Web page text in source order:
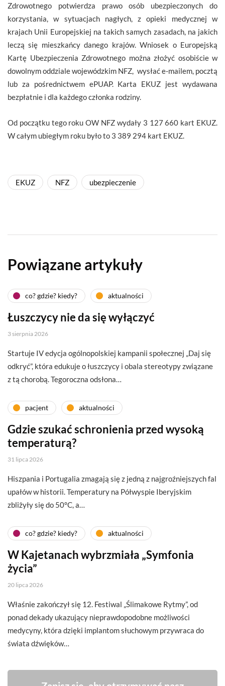
Zdrowotnego potwierdza prawo osób ubezpieczonych do
korzystania, w sytuacjach nagłych, z opieki medycznej w
krajach Unii Europejskiej na takich samych zasadach, na jakich
leczą się mieszkańcy danego krajów. Wniosek o Europejską
Kartę Ubezpieczenia Zdrowotnego można złożyć osobiście w
dowolnym oddziale wojewódzkim NFZ, wysłać e-mailem, pocztą
lub za pośrednictwem ePUAP. Karta EKUZ jest wydawana
bezpłatnie i dla każdego członka rodziny.
Od początku tego roku OW NFZ wydały 3 127 660 kart EKUZ.
W całym ubiegłym roku było to 3 389 294 kart EKUZ.
EKUZ NFZ ubezpieczenie
Powiązane artykuły
co? gdzie? kiedy? aktualności
Łuszczycy nie da się wyłączyć
3 sierpnia 2026
Startuje IV edycja ogólnopolskiej kampanii społecznej „Daj się
odkryć”, która edukuje o łuszczycy i obala stereotypy związane
z tą chorobą. Tegoroczna odsłona…
pacjent aktualności
Gdzie szukać schronienia przed wysoką
temperaturą?
31 lipca 2026
Hiszpania i Portugalia zmagają się z jedną z najgroźniejszych fal
upałów w historii. Temperatury na Półwyspie Iberyjskim
zbliżyły się do 50°C, a…
co? gdzie? kiedy? aktualności
W Kajetanach wybrzmiała „Symfonia
życia”
20 lipca 2026
Właśnie zakończył się 12. Festiwal „Ślimakowe Rytmy”, od
ponad dekady ukazujący nieprawdopodobne możliwości
medycyny, która dzięki implantom słuchowym przywraca do
świata dźwięków…